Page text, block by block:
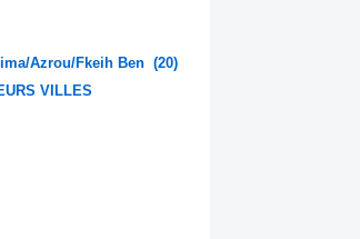
Azrou/Fkeih Ben
VILLES